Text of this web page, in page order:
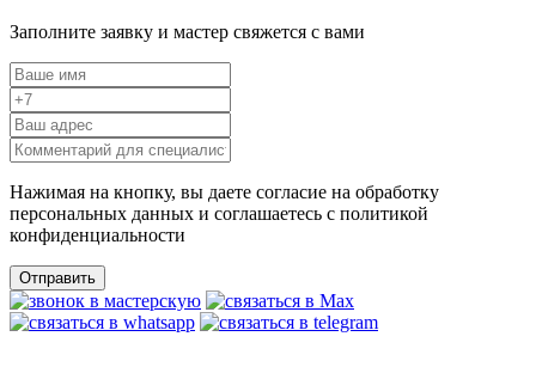
Заполните заявку и мастер свяжется с вами
Нажимая на кнопку, вы даете согласие на обработку
персональных данных и соглашаетесь c политикой
конфиденциальности
Отправить